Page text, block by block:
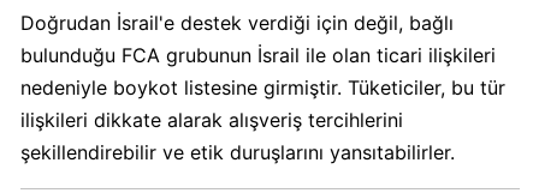
Sahibi
Kim?
Danone
Boykot
Doğrudan İsrail'e destek verdiği için değil, bağlı
bulunduğu FCA grubunun İsrail ile olan ticari ilişkileri
nedeniyle boykot listesine girmiştir. Tüketiciler, bu tür
ilişkileri dikkate alarak alışveriş tercihlerini
şekillendirebilir ve etik duruşlarını yansıtabilirler.